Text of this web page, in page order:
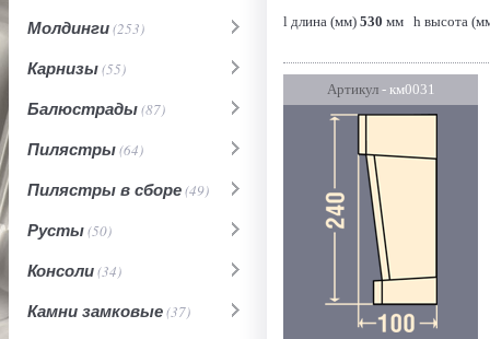
Молдинги(253)
Карнизы(55)
Балюстрады(87)
Пилястры(64)
Пилястры в сборе(49)
Русты(50)
Консоли(34)
Камни замковые(37)
l длина (мм) 530 мм h высота
Артикул- км0031